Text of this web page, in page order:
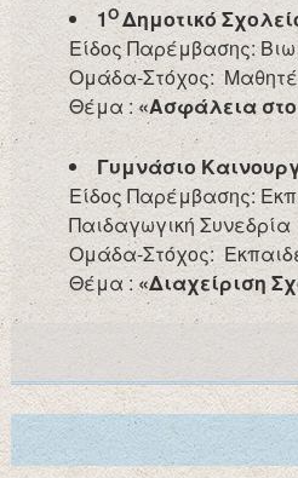
1ΟΔημοτικό
Είδος Παρέμβασης:
Ομάδα-Στόχος:
Θέμα :«Ασφάλεια στο
Γυμνάσιο
Είδος Παρέμβασης:
Παιδαγωγική Συνεδρία
Ομάδα-Στόχος:
Θέμα :«Διαχείριση
Search
for: